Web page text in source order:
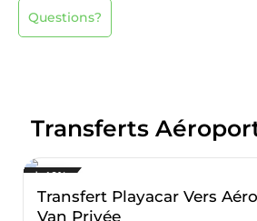
Questions?
Transferts
↓ 19%
Transfert Playacar Vers
Van Privée